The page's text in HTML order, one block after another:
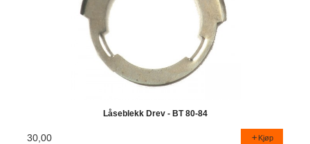
Låseblekk Drev - BT 80-84
30,00 Kjøp